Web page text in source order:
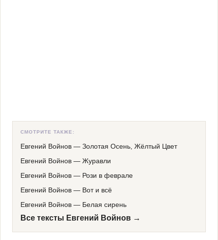
СМОТРИТЕ ТАКЖЕ:
Евгений Войнов — Золотая Осень, Жёлтый Цвет
Евгений Войнов — Журавли
Евгений Войнов — Рози в феврале
Евгений Войнов — Вот и всё
Евгений Войнов — Белая сирень
Все тексты Евгений Войнов →